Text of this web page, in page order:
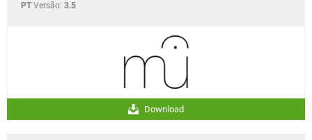
PT Versão: 3.5
Download